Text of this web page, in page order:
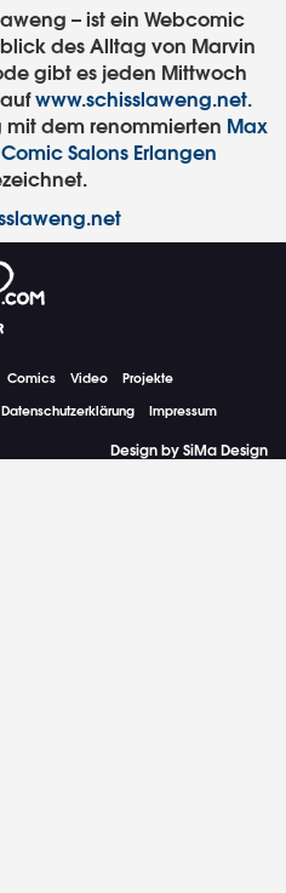
– ist ein Webcomic
des Alltag von Marvin
gibt es jeden Mittwoch
www.schisslaweng.net.
mit dem renommierten Max
Salons Erlangen
Comics Video
Projekte
Datenschutzerklärung Impressum
Design by SiMa Design